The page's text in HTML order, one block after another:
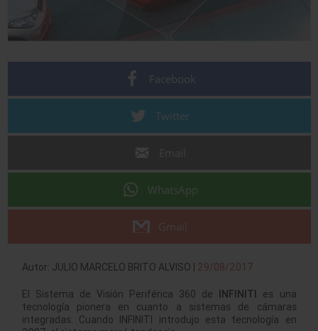
Facebook
Twitter
WhatsApp
Gmail
Autor: JULIO MARCELO BRITO ALVISO | 29/08/2017
El Sistema de Visión Periférica 360 de INFINITI
es una
tecnología pionera en cuanto a sistemas de cámaras
integradas. Cuando INFINITI introdujo esta tecnología en